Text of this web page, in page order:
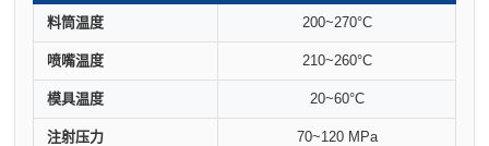
料筒温度 200~270°C
喷嘴温度 210~260°C
模具温度 20~60°C
注射压力 70~120 MPa